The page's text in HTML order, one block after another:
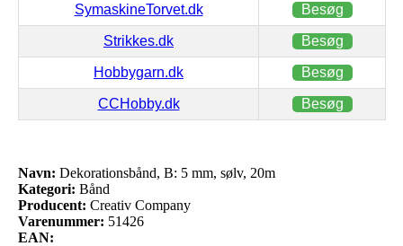
SymaskineTorvet.dk Besøg
Strikkes.dk Besøg
Hobbygarn.dk Besøg
CCHobby.dk Besøg
Navn: Dekorationsbånd, B: 5 mm, sølv, 20m
Kategori: Bånd
Producent: Creativ Company
Varenummer: 51426
EAN: